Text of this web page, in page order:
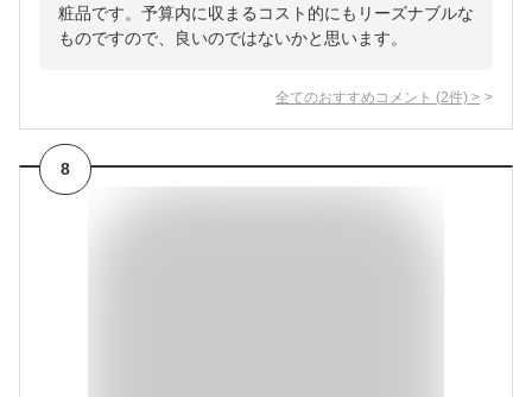
粧品です。予算内に収まるコスト的にもリーズナブルな
ものですので、良いのではないかと思います。
全てのおすすめコメント (2件) >
8